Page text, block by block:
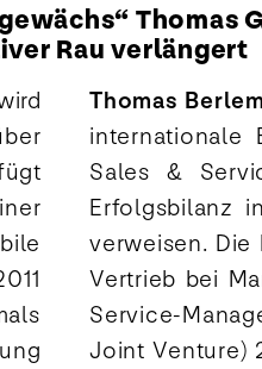
Thomas
Rau verlängert
Thomas
internationale
Sales &
Erfolgsbilanz
verweisen.
Vertrieb bei
Service-
Joint Venture)